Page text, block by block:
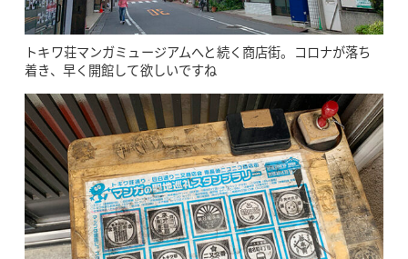
トキワ荘マンガミュージアムへと続く商店街。コロナが落ち
着き、早く開館して欲しいですね